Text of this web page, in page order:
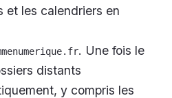
et les calendriers en
. Une fois le
distants
y compris les